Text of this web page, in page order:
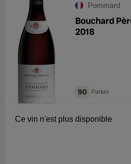
Pommard
Bouchard
2018
90 Parker
Ce vin n'est plus disponible